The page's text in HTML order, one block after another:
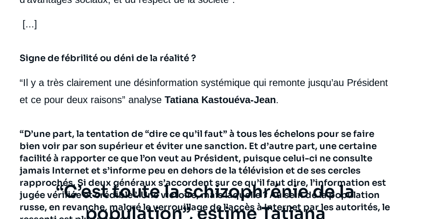
[...]
Signe de fébrilité ou déni de la réalité ?
“Il y a très clairement une désinformation systémique qui remonte jusqu’au Président
et ce pour deux raisons” analyse Tatiana Kastouéva-Jean.
“D’une part, la tentation de “dire ce qu’il faut” à tous les échelons pour se faire
bien voir par son supérieur et éviter une sanction. Et d’autre part, une certaine
facilité à rapporter ce que l’on veut au Président, puisque celui-ci ne consulte
jamais Internet et s’informe peu en dehors de la télévision et de ses cercles
rapprochés. Si deux généraux s’accordent sur ce qu’il faut dire, l’information est
jugée vérifiée et crédible”. Une victoire, mais laquelle ? Au sein de la population
russe, en revanche, malgré le verrouillage de l’accès à Internet par les autorités, le
Texte
citation
“C’est toute la schizophrénie de la
population”, estime Tatiana